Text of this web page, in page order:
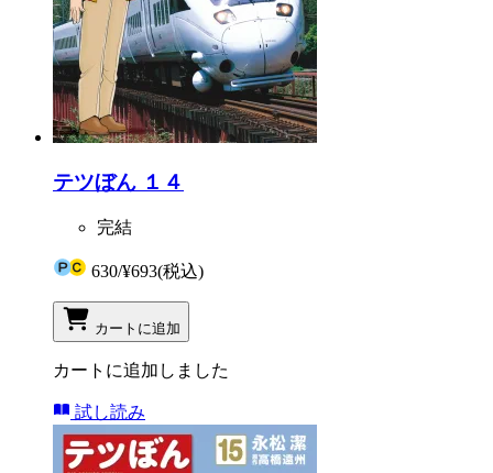
テツぼん １４
完結
630/¥693(税込)
カートに追加
カートに追加しました
試し読み